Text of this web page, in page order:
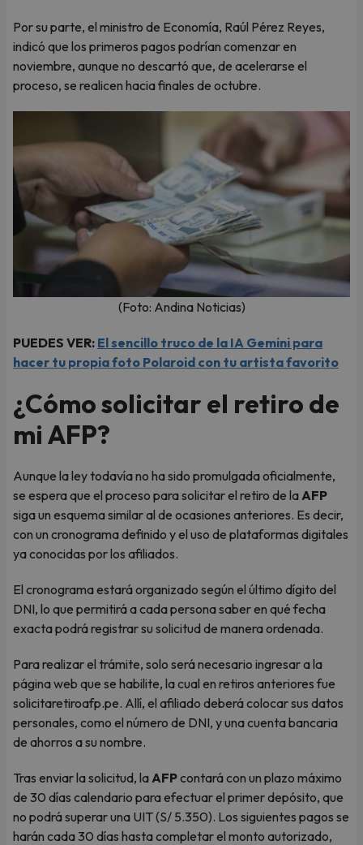
Por su parte, el ministro de Economía, Raúl Pérez Reyes,
indicó que los primeros pagos podrían comenzar en
noviembre, aunque no descartó que, de acelerarse el
proceso, se realicen hacia finales de octubre.
(Foto: Andina Noticias)
PUEDES VER: El sencillo truco de la IA Gemini para
hacer tu propia foto Polaroid con tu artista favorito
¿Cómo solicitar el retiro de
mi AFP?
Aunque la ley todavía no ha sido promulgada oficialmente,
se espera que el proceso para solicitar el retiro de laAFP
siga un esquema similar al de ocasiones anteriores. Es decir,
con un cronograma definido y el uso de plataformas digitales
ya conocidas por los afiliados.
El cronograma estará organizado según el último dígito del
DNI, lo que permitirá a cada persona saber en qué fecha
exacta podrá registrar su solicitud de manera ordenada.
Para realizar el trámite, solo será necesario ingresar a la
página web que se habilite, la cual en retiros anteriores fue
solicitaretiroafp.pe. Allí, el afiliado deberá colocar sus datos
personales, como el número de DNI, y una cuenta bancaria
de ahorros a su nombre.
Tras enviar la solicitud, laAFPcontará con un plazo máximo
de 30 días calendario para efectuar el primer depósito, que
no podrá superar una UIT (S/ 5.350). Los siguientes pagos se
harán cada 30 días hasta completar el monto autorizado,